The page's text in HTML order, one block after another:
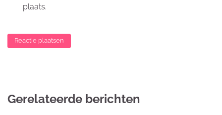
plaats.
Gerelateerde berichten